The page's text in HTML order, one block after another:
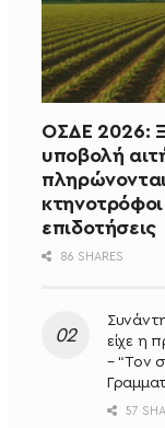
ΟΣΔΕ 2026:
υποβολή
επιδοτήσεις
86 SHARES
είχε η
– “Τον
57